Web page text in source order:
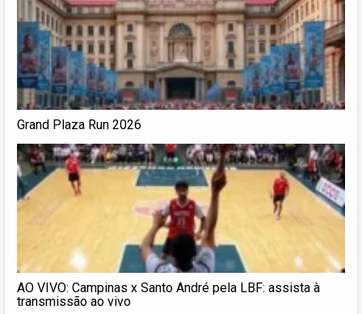
Grand Plaza Run 2026
AO VIVO: Campinas x Santo André pela LBF: assista à
transmissão ao vivo